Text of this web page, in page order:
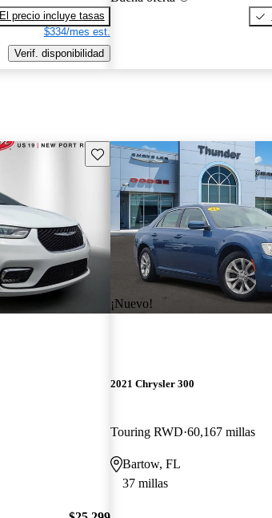
El precio incluye tasas
$334/mes est.
Verif. disponibilidad
Guarda este Aviso
¡Nuevo!
2021 Chrysler 300
Touring RWD 60,167 millas
Bartow, FL
37 millas